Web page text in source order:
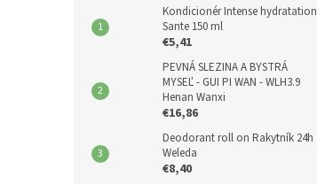
Kondicionér Intense hydratation
Sante 150 ml
€5,41
PEVNÁ SLEZINA A BYSTRÁ
MYSEĽ - GUI PI WAN - WLH3.9
Henan Wanxi
€16,86
Deodorant roll on Rakytník 24h
Weleda
€8,40